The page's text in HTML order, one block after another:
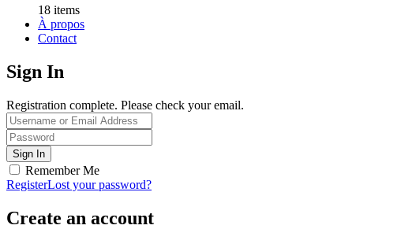
18 items
À propos
Contact
Sign In
Registration complete. Please check your email.
Remember Me
RegisterLost your password?
Create an account